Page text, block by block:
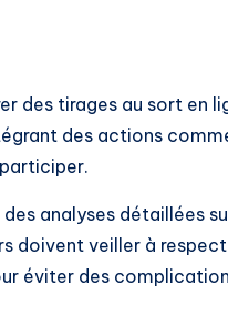
des tirages au sort en
des actions
analyses détaillées
doivent veiller à
éviter des